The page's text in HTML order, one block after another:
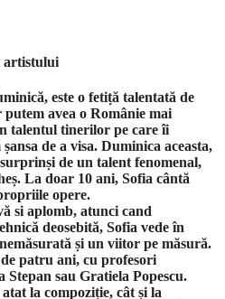
artistului
este o fetiță talentată de
avea o Românie mai
talentul tinerilor pe care îi
de a visa. Duminica aceasta,
de un talent fenomenal,
La doar 10 ani, Sofia cântă
opere.
si aplomb, atunci cand
deosebită, Sofia vede în
și un viitor pe măsură.
patru ani, cu profesori
sau Gratiela Popescu.
la compoziție, câtși la